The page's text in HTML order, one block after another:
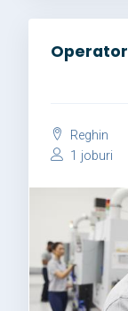
Operator
Reghin
1 joburi